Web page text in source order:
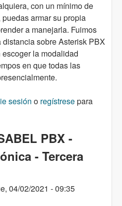
con un mínimo de
armar su propia
a manejarla. Fuimos
sobre Asterisk PBX
la modalidad
en que todas las
PBX – Tu centralita
para todos
sesión o regístresepara
PBX -
- Tercera
04/02/2021 - 09:35